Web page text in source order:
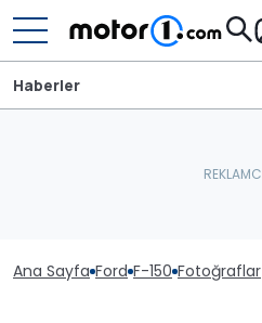
Haberler
Ana Sayfa Ford F-150 Fotoğraflar